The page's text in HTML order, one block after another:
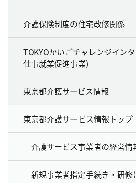
介護保険制度の住宅改修関係
TOKYOかいごチャレンジイン
仕事就業促進事業)
東京都介護サービス情報
東京都介護サービス情報トップ
介護サービス事業者の経営情
新規事業者指定手続き・研修